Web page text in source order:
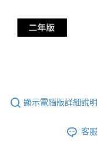
顯示電腦版詳細說明
客服